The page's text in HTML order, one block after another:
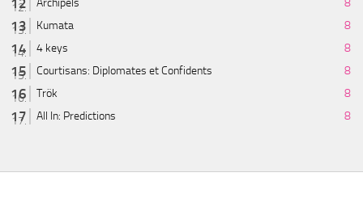
Archipels
8
Kumata
8
4 keys
8
Courtisans: Diplomates et Confidents
8
Trök
8
All In: Predictions
8